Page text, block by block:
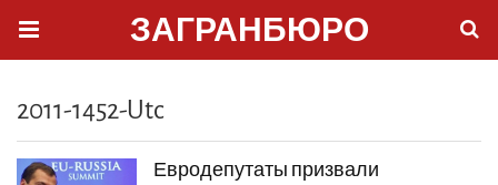
ЗАГРАНБЮРО
2011-1452-Utc
Евродепутаты призвали